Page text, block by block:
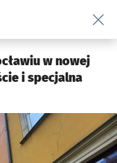
Dla mieszkańca
w nowej
i specjalna